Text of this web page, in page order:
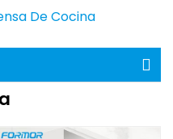
De Cocina